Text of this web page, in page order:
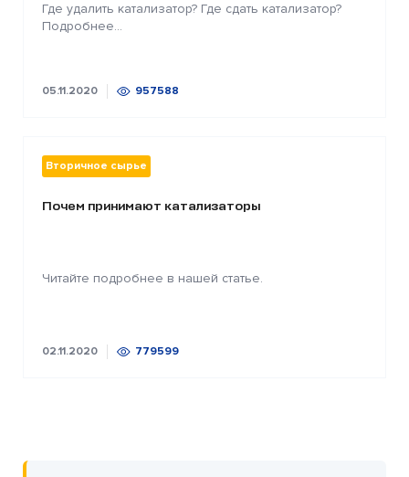
Где удалить катализатор? Где сдать катализатор?
Подробнее...
05.11.2020 957588
Вторичное сырье
Почем принимают катализаторы
Читайте подробнее в нашей статье.
02.11.2020 779599